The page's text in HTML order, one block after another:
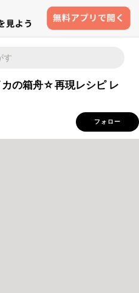
の箱舟☆再現レシピ レ
フォロー